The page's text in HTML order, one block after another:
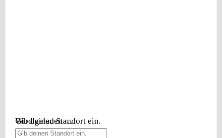
Wird geladen …
Gib deinen Standort ein.